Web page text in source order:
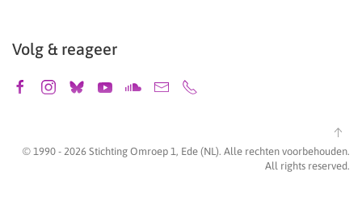
Volg & reageer
© 1990 - 2026 Stichting Omroep 1, Ede (NL). Alle rechten voorbehouden.
All rights reserved.